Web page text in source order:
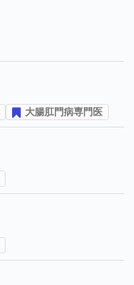
大腸肛門病専門医